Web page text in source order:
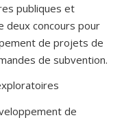
publiques et
deux concours pour
de projets de
de subvention.
de